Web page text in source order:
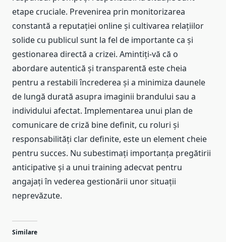
etape cruciale. Prevenirea prin monitorizarea
constantă a reputației online și cultivarea relațiilor
solide cu publicul sunt la fel de importante ca și
gestionarea directă a crizei. Amintiți-vă că o
abordare autentică și transparentă este cheia
pentru a restabili încrederea și a minimiza daunele
de lungă durată asupra imaginii brandului sau a
individului afectat. Implementarea unui plan de
comunicare de criză bine definit, cu roluri și
responsabilități clar definite, este un element cheie
pentru succes. Nu subestimați importanța pregătirii
anticipative și a unui training adecvat pentru
angajați în vederea gestionării unor situații
neprevăzute.
Similare